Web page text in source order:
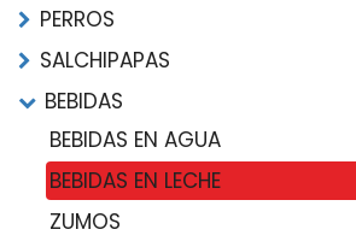
PERROS
SALCHIPAPAS
BEBIDAS
BEBIDAS EN AGUA
BEBIDAS EN LECHE
ZUMOS